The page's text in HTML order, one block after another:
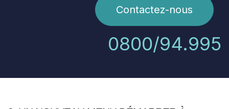
Contactez-nous
0800/94.995